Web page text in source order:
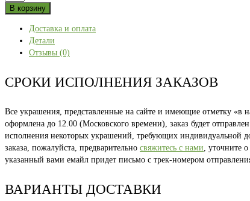
товара
Урал
размер
В корзину
Доставка и оплата
Детали
Отзывы (0)
СРОКИ ИСПОЛНЕНИЯ ЗАКАЗОВ
Все украшения, представленные на сайте и имеющие отметку «в
оформлена до 12.00 (Московского времени), заказ будет
исполнения некоторых украшений, требующих индивидуальной
заказа, пожалуйста, предварительно свяжитесь с нами, уточните
указанный вами емайл придет письмо с трек-номером
ВАРИАНТЫ ДОСТАВКИ